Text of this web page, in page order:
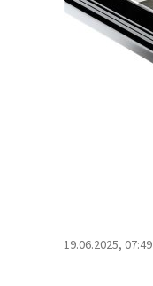
19.06.2025, 07:49